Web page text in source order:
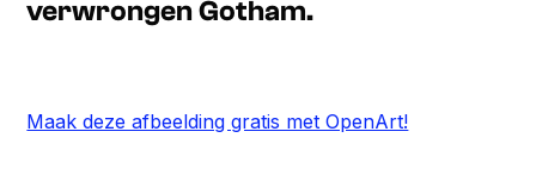
verwrongen Gotham.
Maak deze afbeelding gratis met OpenArt!